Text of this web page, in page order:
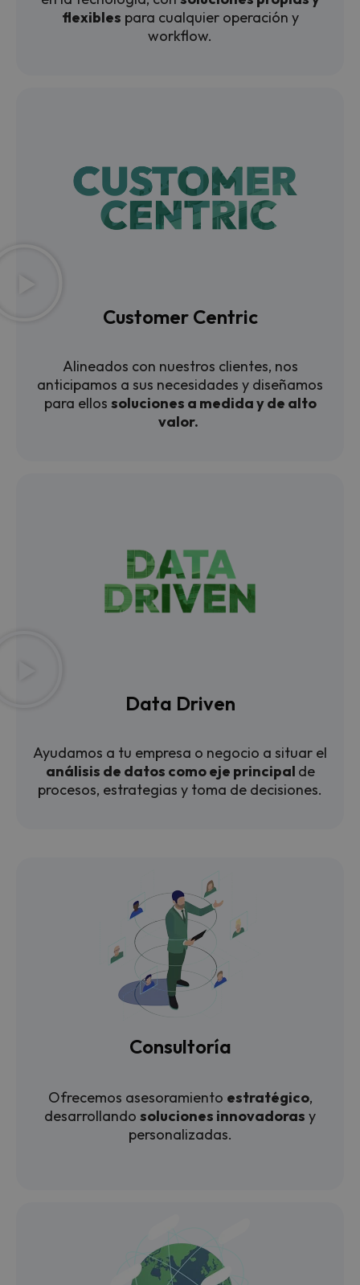
flexibles para cualquier operación y
workflow.
Customer Centric
Alineados con nuestros clientes, nos
anticipamos a sus necesidades y diseñamos
para ellos soluciones a medida y de alto
valor.
Data Driven
Ayudamos a tu empresa o negocio a situar el
análisis de datos como eje principal de
procesos, estrategias y toma de decisiones.
Consultoría
Ofrecemos asesoramiento estratégico,
desarrollando soluciones innovadoras y
personalizadas.